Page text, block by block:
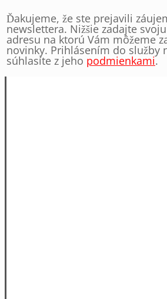
Ďakujeme, že ste prejavili
newslettera. Nižšie zadajte
adresu na ktorú Vám môžeme
novinky. Prihlásením do služby
súhlasíte z jeho podmienkami.